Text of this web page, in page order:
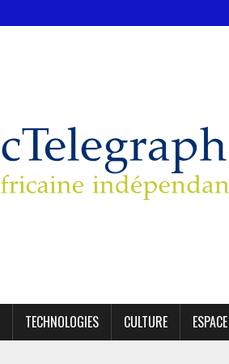
TECHNOLOGIES CULTURE